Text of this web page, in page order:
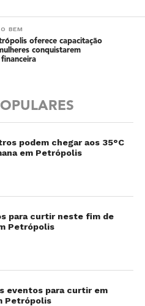
BEM
oferece capacitação
conquistarem
podem chegar aos 35°C
em Petrópolis
para curtir neste fim de
Petrópolis
eventos para curtir em
Petrópolis